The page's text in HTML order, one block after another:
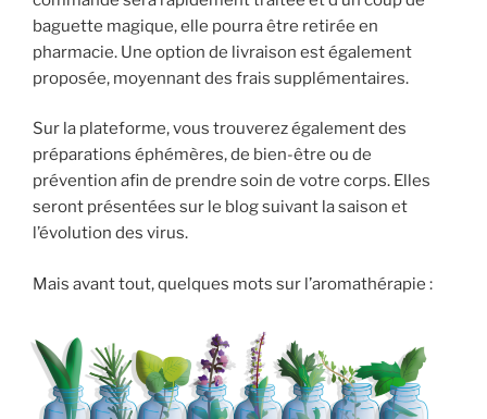
baguette magique, elle pourra être retirée en
pharmacie. Une option de livraison est également
proposée, moyennant des frais supplémentaires.
Sur la plateforme, vous trouverez également des
préparations éphémères, de bien-être ou de
prévention afin de prendre soin de votre corps. Elles
seront présentées sur le blog suivant la saison et
l’évolution des virus.
Mais avant tout, quelques mots sur l’aromathérapie :